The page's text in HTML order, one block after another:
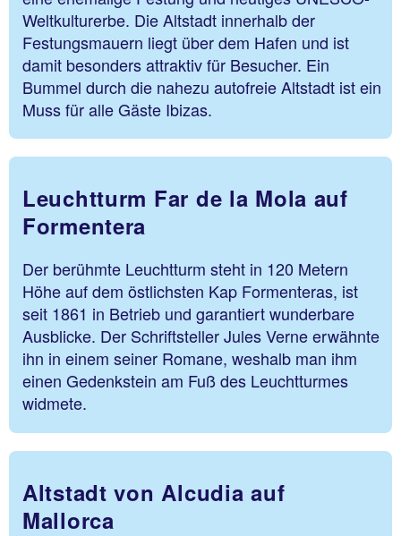
Weltkulturerbe. Die Altstadt innerhalb der
Festungsmauern liegt über dem Hafen und ist
damit besonders attraktiv für Besucher. Ein
Bummel durch die nahezu autofreie Altstadt ist ein
Muss für alle Gäste Ibizas.
Leuchtturm Far de la Mola auf
Formentera
Der berühmte Leuchtturm steht in 120 Metern
Höhe auf dem östlichsten Kap Formenteras, ist
seit 1861 in Betrieb und garantiert wunderbare
Ausblicke. Der Schriftsteller Jules Verne erwähnte
ihn in einem seiner Romane, weshalb man ihm
einen Gedenkstein am Fuß des Leuchtturmes
widmete.
Altstadt von Alcudia auf
Mallorca